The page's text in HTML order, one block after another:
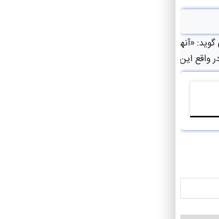
گوید: «آنها قابل مقایسه نیستند. «معمولاً نوع
این واقعیت ریشه در علم دارد.